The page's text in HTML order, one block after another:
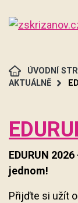
ÚVODNÍ
AKTUÁLNĚ
EDURUN
jednom!
Přijďte si užít